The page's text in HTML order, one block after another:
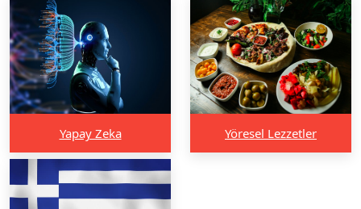
Yapay Zeka Yöresel Lezzetler